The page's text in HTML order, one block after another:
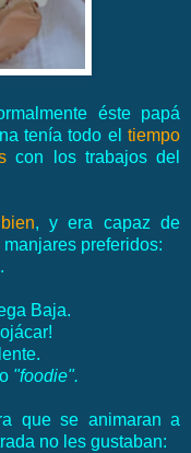
éste papá
tenía todo el tiempo
con los trabajos del
, y era capaz de
preferidos:
Baja.
"foodie".
que se animaran a
no les gustaban: